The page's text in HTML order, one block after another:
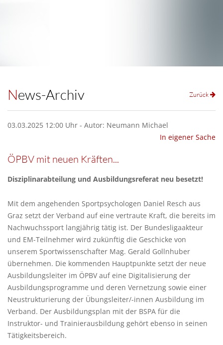
News-Archiv Zurück
03.03.2025 12:00 Uhr - Autor: Neumann Michael
In eigener Sache
ÖPBV mit neuen Kräften...
Disziplinarabteilung und Ausbildungsreferat neu besetzt!
Mit dem angehenden Sportpsychologen Daniel Resch aus
Graz setzt der Verband auf eine vertraute Kraft, die bereits im
Nachwuchssport langjährig tätig ist. Der Bundesligaakteur
und EM-Teilnehmer wird zukünftig die Geschicke von
unserem Sportwissenschafter Mag. Gerald Gollnhuber
übernehmen. Die kommenden Hauptpunkte setzt der neue
Ausbildungsleiter im ÖPBV auf eine Digitalisierung der
Ausbildungsprogramme und deren Vernetzung sowie einer
Neustrukturierung der Übungsleiter/-innen Ausbildung im
Verband. Der Ausbildungsplan mit der BSPA für die
Instruktor- und Trainierausbildung gehört ebenso in seinen
Tätigkeitsbereich.